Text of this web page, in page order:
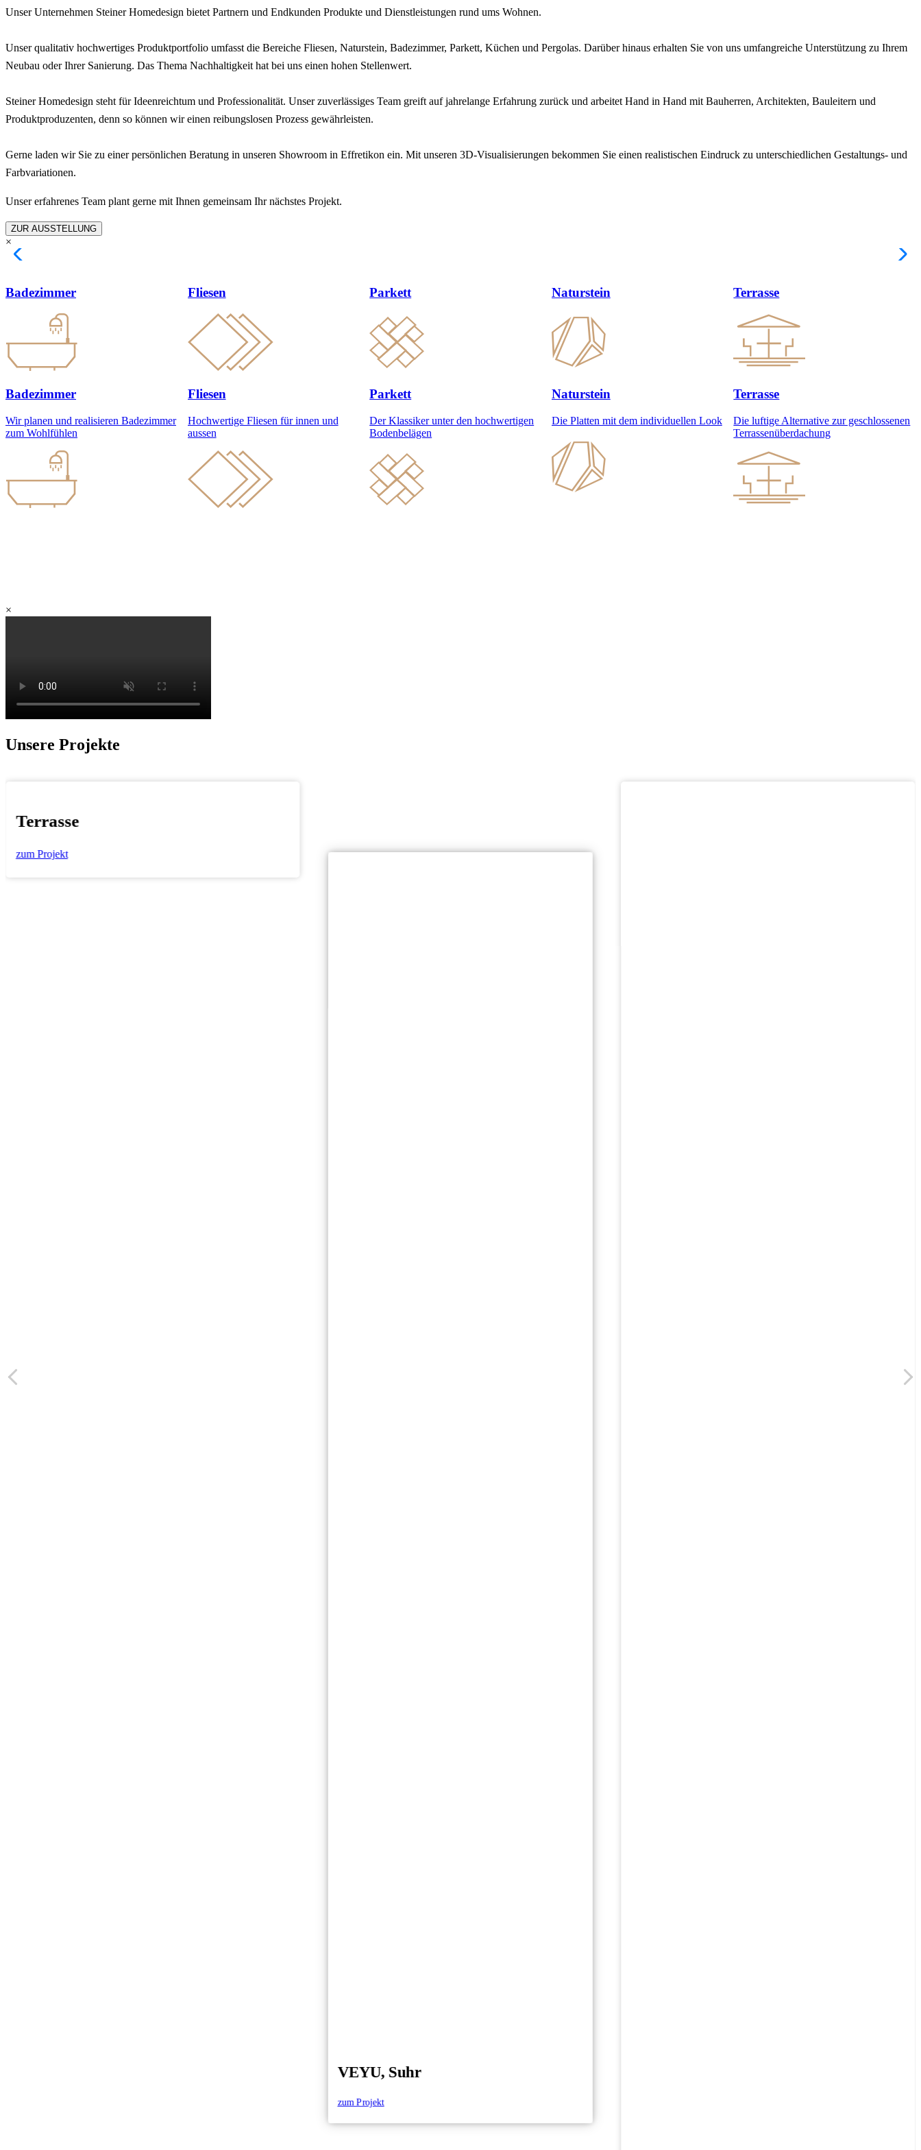
UnserUnternehmen Steiner Homedesign bietet Partnern und Endkunden Produkte und Dienstleistungen rund ums Wohnen.
Unser qualitativ hochwertiges Produktportfolio umfasst die Bereiche Fliesen, Naturstein, Badezimmer, Parkett, Küchen und Pergolas. Darüber hinaus erhalten Sie von uns umfangreiche Unterstützung zu Ihrem
Neubau oder Ihrer Sanierung. Das Thema Nachhaltigkeit hat bei uns einen hohen Stellenwert.
Steiner Homedesign steht für Ideenreichtum und Professionalität. Unserzuverlässiges Team greift auf jahrelange Erfahrung zurück und arbeitet Hand in Hand mit Bauherren, Architekten, Bauleitern und
Produktproduzenten, denn so können wir einen reibungslosen Prozess gewährleisten.
Gerne laden wir Sie zu einer persönlichen Beratung in unseren Showroom in Effretikon ein. Mit unseren 3D-Visualisierungen bekommen Sie einen realistischen Eindruck zu unterschiedlichen Gestaltungs- und
Farbvariationen.
Unser erfahrenes Team plant gerne mit Ihnen gemeinsam Ihr nächstes Projekt.
ZUR AUSSTELLUNG
×
Badezimmer
Badezimmer
Wir planen und realisieren Badezimmer
zum Wohlfühlen
Fliesen
Fliesen
Hochwertige Fliesen für innen und
aussen
Parkett
Parkett
Der Klassiker unter den hochwertigen
Bodenbelägen
Naturstein
Naturstein
Die Platten mit dem individuellen Look
Terrasse
Terrasse
Die luftige Alternative zur geschlossenen
Terrassenüberdachung
×
Unsere Projekte
Terrasse
zum Projekt